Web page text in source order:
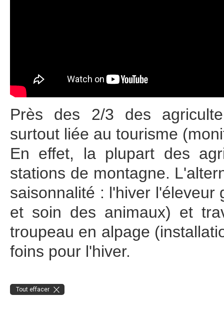
Près des 2/3 des
surtout liée au tourisme
En effet, la plupart des
stations de montagne.
saisonnalité : l'hiver
et soin des animaux) et
troupeau en alpage
foins pour l'hiver.
Tout effacer